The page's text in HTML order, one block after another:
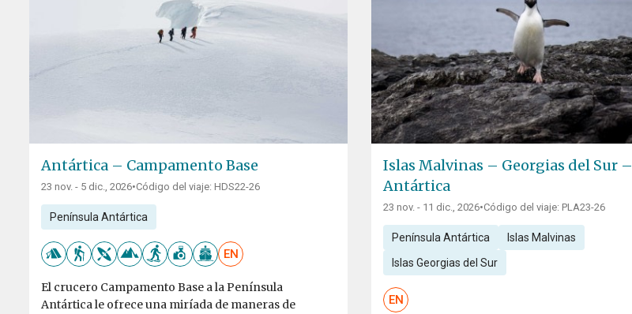
Antártica – Campamento Base
23 nov. - 5 dic., 2026•Código del viaje: HDS22-26
Península Antártica
EN
El crucero Campamento Base a la Península
Antártica le ofrece una miríada de maneras de
Islas Malvinas – Georgias del Sur –
Antártica
23 nov. - 11 dic., 2026•Código del viaje: PLA23-26
Península Antártica Islas Malvinas
Islas Georgias del Sur
EN